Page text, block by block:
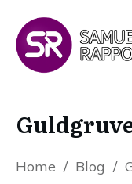
Home / Blog /